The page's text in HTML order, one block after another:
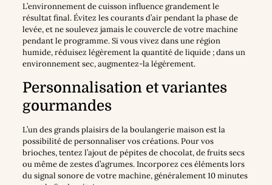
L’environnement de cuisson influence grandement le
résultat final. Évitez les courants d’air pendant la phase de
levée, et ne soulevez jamais le couvercle de votre machine
pendant le programme. Si vous vivez dans une région
humide, réduisez légèrement la quantité de liquide ; dans un
environnement sec, augmentez-la légèrement.
Personnalisation et variantes
gourmandes
L’un des grands plaisirs de la boulangerie maison est la
possibilité de personnaliser vos créations. Pour vos
brioches, tentez l’ajout de pépites de chocolat, de fruits secs
ou même de zestes d’agrumes. Incorporez ces éléments lors
du signal sonore de votre machine, généralement 10 minutes